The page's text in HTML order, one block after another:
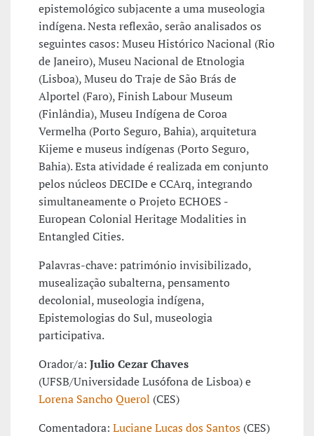
epistemológico subjacente a uma museologia
indígena. Nesta reflexão, serão analisados os
seguintes casos: Museu Histórico Nacional (Rio
de Janeiro), Museu Nacional de Etnologia
(Lisboa), Museu do Traje de São Brás de
Alportel (Faro), Finish Labour Museum
(Finlândia), Museu Indígena de Coroa
Vermelha (Porto Seguro, Bahia), arquitetura
Kijeme e museus indígenas (Porto Seguro,
Bahia). Esta atividade é realizada em conjunto
pelos núcleos DECIDe e CCArq, integrando
simultaneamente o Projeto ECHOES -
European Colonial Heritage Modalities in
Entangled Cities.
Palavras-chave: património invisibilizado,
musealização subalterna, pensamento
decolonial, museologia indígena,
Epistemologias do Sul, museologia
participativa.
Orador/a: Julio Cezar Chaves
(UFSB/Universidade Lusófona de Lisboa) e
Lorena Sancho Querol (CES)
Comentadora: Luciane Lucas dos Santos (CES)